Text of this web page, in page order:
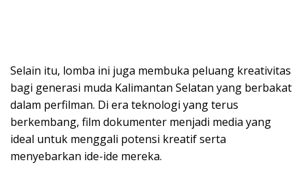
Selain itu, lomba ini juga membuka peluang kreativitas
bagi generasi muda Kalimantan Selatan yang berbakat
dalam perfilman. Di era teknologi yang terus
berkembang, film dokumenter menjadi media yang
ideal untuk menggali potensi kreatif serta
menyebarkan ide-ide mereka.